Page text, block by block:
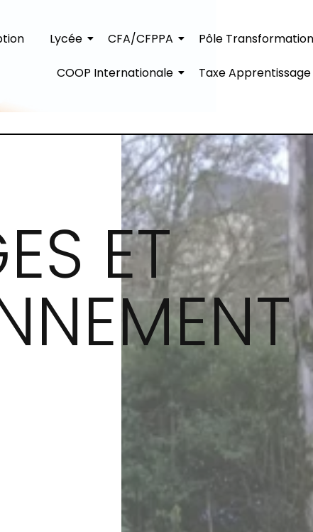
Lycée CFA/CFPPA Pôle Transformation
COOP Internationale Taxe Apprentissage
ET